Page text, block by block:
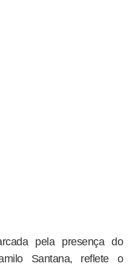
pela presença do
Santana, reflete o